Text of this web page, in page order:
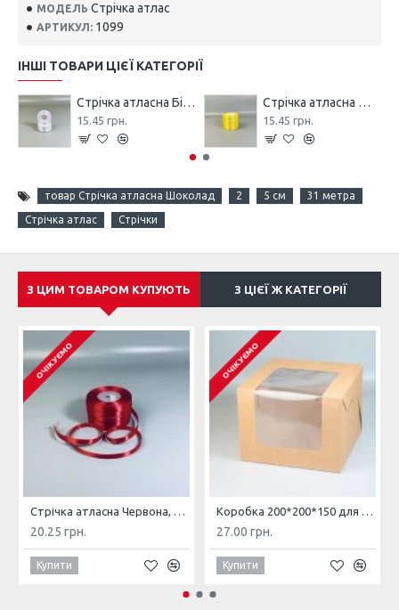
МОДЕЛЬ Стрічка атлас
АРТИКУЛ: 1099
ІНШІ ТОВАРИ ЦІЄЇ КАТЕГОРІЇ
Стрічка атласна Біла, 0,6 см, 23 метра
15.45 грн.
Стрічка атласна Жовта, 0,6 см, 23 метра
15.45 грн.
товар Стрічка атласна Шоколад 2 5 см 31 метра
Стрічка атлас Стрічки
З ЦИМ ТОВАРОМ КУПУЮТЬ З ЦІЄЇ Ж КАТЕГОРІЇ
ОЧІКУЄМО
20.25 грн.
Купити
ОЧІКУЄМО
27.00 грн.
Купити